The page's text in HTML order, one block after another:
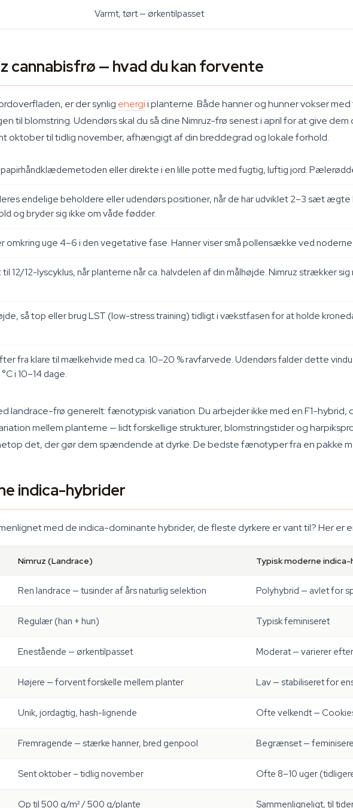
Varmt, tørt — ørkentilpasset
cannabisfrø — hvad du kan forvente
er der synlig energii planterne. Både hanner og hunner vokser
til blomstring. Udendørs skal du så dine Nimruz-frø senest i april for at give
oktober til tidlig november, afhængigt af din breddegrad og lokale forhold.
eller direkte i en lille potte med fugtig, luftig jord.
endelige beholdere eller udendørs positioner, når de har udviklet 2–3 sæt
og bryder sig ikke om våde fødder.
uge 4–6 i den vegetative fase. Hanner viser små pollensække ved
12/12-lyscyklus, når planterne når ca. halvdelen af din målhøjde. Nimruz strækker
så top eller brug LST (low-stress training) tidligt i vækstfasen for at holde
fra klare til mælkehvide med ca. 10–20 % ravfarvede. Udendørs falder dette
i 10–14 dage.
landrace-frø generelt: fænotypisk variation. Du arbejder ikke med en F1-hybrid,
mellem planterne — lidt forskellige strukturer, blomstringstider og
det, der gør dem spændende at dyrke. De bedste fænotyper fra en pakke
indica-hybrider
med de indica-dominante hybrider, de fleste dyrkere er vant til? Her er
Nimruz (Landrace) Typisk moderne indica-
Ren landrace — tusinder af års naturlig selektion Polyhybrid — avlet for
Regulær (han + hun) Typisk feminiseret
Enestående — ørkentilpasset Moderat — varierer
Højere — forvent forskelle mellem planter Lav — stabiliseret for
Unik, jordagtig, hash-lignende Ofte velkendt —
Fremragende — stærke hanner, bred genpool Begrænset —
Sent oktober – tidlig november Ofte 8–10 uger
Op til 500 g/m² / 500 g/plante Sammenligneligt, til